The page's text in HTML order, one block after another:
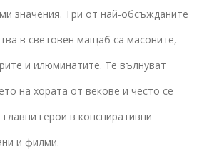
значения. Три от най-обсъжданите
в световен мащаб са масоните,
и илюминатите. Те вълнуват
на хората от векове и често се
герои в конспиративни
и филми.